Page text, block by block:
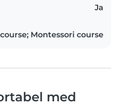
Ja
Montessori course
med